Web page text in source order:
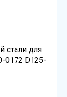
стали для
0172 D125-